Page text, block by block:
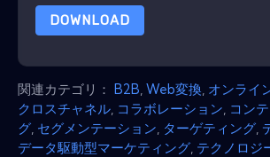
DOWNLOAD
関連カテゴリ： B2B Web変換 オンライ
クロスチャネル コラボレーション コン
グ セグメンテーション ターゲティング
データ駆動型マーケティング テクノロジ